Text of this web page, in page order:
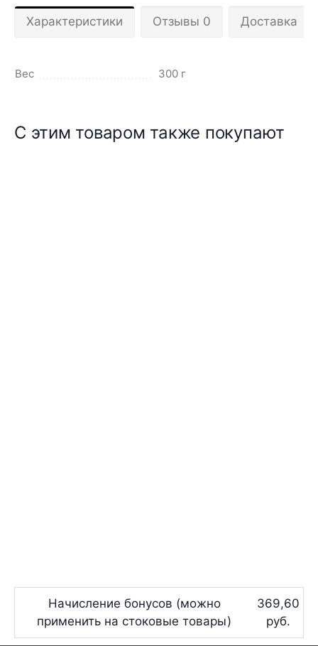
Характеристики Отзывы 0 Доставка
Вес 300 г
С этим товаром также покупают
Начисление бонусов (можно
применить на стоковые товары)
369,60
руб.